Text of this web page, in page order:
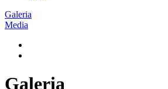
Galeria
Media
Galeria